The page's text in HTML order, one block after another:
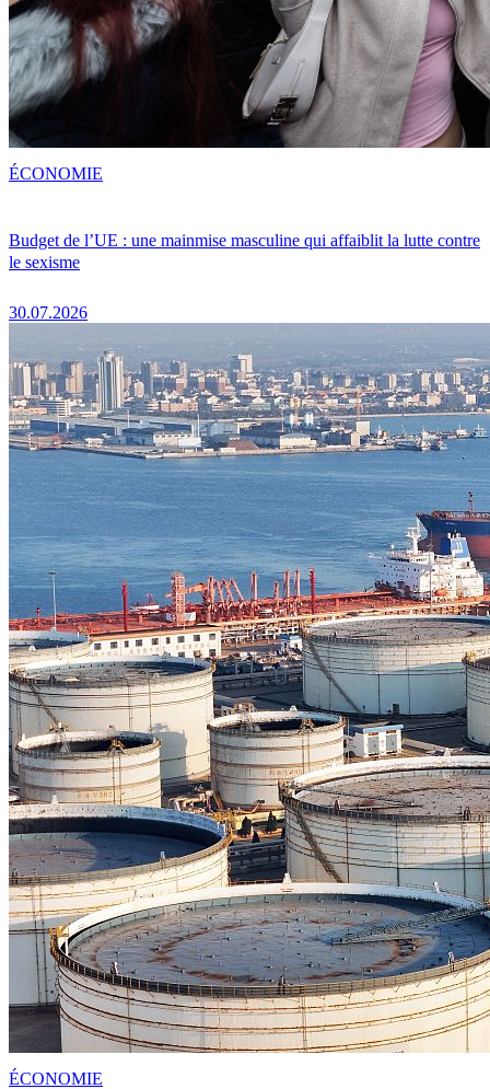
Budget de l’UE : une mainmise masculine qui affaiblit la lutte contre
le sexisme
30.07.2026
ÉCONOMIE
ÉCONOMIE